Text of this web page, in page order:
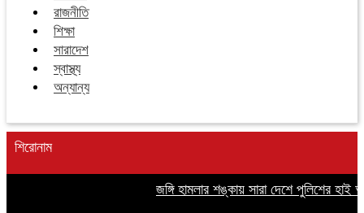
রাজনীতি
শিক্ষা
সারাদেশ
স্বাস্থ্য
অন্যান্য
শিরোনাম
জঙ্গি হামলার শঙ্কায় সারা দেশে পুলিশের হাই